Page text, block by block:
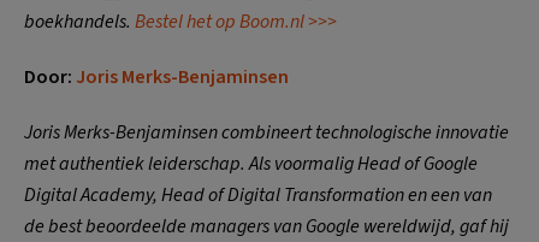
boekhandels. Bestel het op Boom.nl >>>
Door: Joris Merks-Benjaminsen
Joris Merks-Benjaminsen combineert technologische innovatie
met authentiek leiderschap. Als voormalig Head of Google
Digital Academy, Head of Digital Transformation en een van
de best beoordeelde managers van Google wereldwijd, gaf hij